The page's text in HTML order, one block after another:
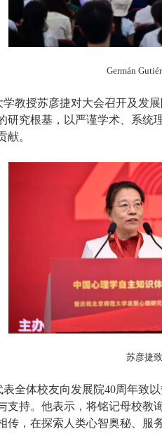
Germán
教授苏彦捷对大会召开及发
研究根基，以严谨学术、系
献。
苏彦捷
全体校友向发展院40周年致
支持。他表示，将铭记母校
，在探索人类心智奥秘、服